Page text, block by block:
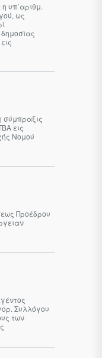
υπ΄αριθμ.
ως
σύμπραξις
εις
Νομού
Προέδρου
Συλλόγου
των